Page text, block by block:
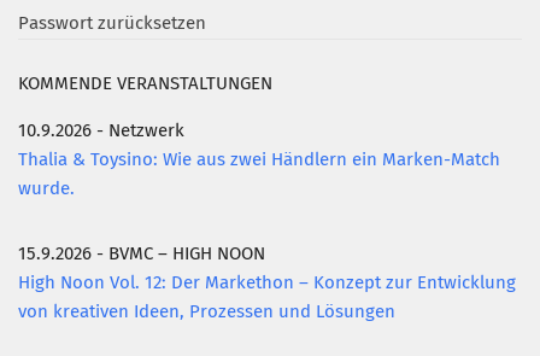
Passwort zurücksetzen
KOMMENDE VERANSTALTUNGEN
10.9.2026 - Netzwerk
Thalia & Toysino: Wie aus zwei Händlern ein Marken-Match
wurde.
15.9.2026 - BVMC – HIGH NOON
High Noon Vol. 12: Der Markethon – Konzept zur Entwicklung
von kreativen Ideen, Prozessen und Lösungen